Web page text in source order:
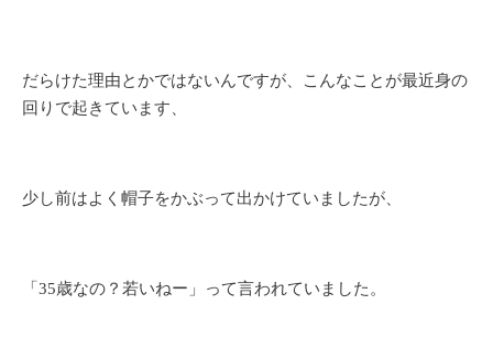
だらけた理由とかではないんですが、こんなことが最近身の
回りで起きています、
少し前はよく帽子をかぶって出かけていましたが、
「35歳なの？若いねー」って言われていました。